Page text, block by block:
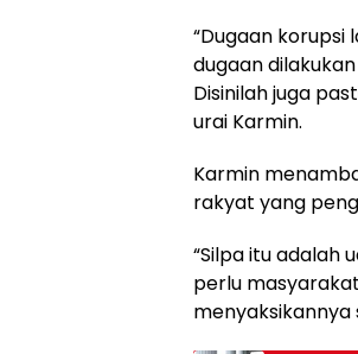
“Dugaan
dugaan
Disinilah juga
urai Karmin.
Karmin
rakyat yang
“Silpa itu adalah
perlu
menyaksikannya